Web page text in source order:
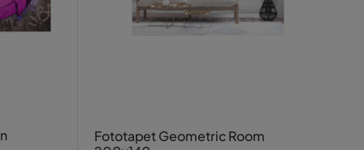
Fototapet Geometric Room